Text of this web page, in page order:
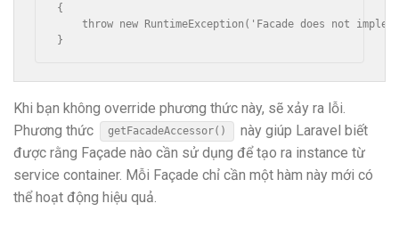
{
throw new RuntimeException('Facade does not
Khi bạn không override phương thức này, sẽ xảy ra lỗi.
Phương thức
getFacadeAccessor()
này giúp Laravel biết
được rằng Façade nào cần sử dụng để tạo ra instance từ
service container. Mỗi Façade chỉ cần một hàm này mới có
thể hoạt động hiệu quả.